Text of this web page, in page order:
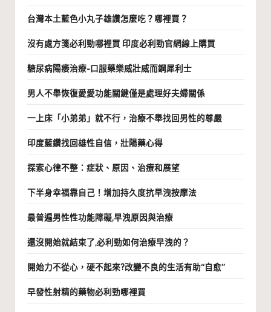
台灣本土藍色小丸子雄讚怎麼吃？哪裡買？
沒有處方箋必利勁哪裡買 印度必利勁官網線上購買
糖尿病陽痿治療-口服藥樂威壯威而鋼犀利士
男人不舉恢復愛愛功能關鍵僅是處理好夫婦關係
一上床「小弟弟」就不行，治療不舉找回男性的尊嚴
印度藍鑽找回雄性自信，壯陽藥心得
探索心律不整：症狀、原因、治療和展望
下半身幸福靠自己！增加持久度抗早洩按摩法
最普遍男性性功能障礙,早洩原因與治療
還沒開始就結束了,必利勁如何治療早洩的？
開始力不從心，硬不起來?改變不良的生活有助“自愈”
早發性射精的藥物必利勁哪裡買